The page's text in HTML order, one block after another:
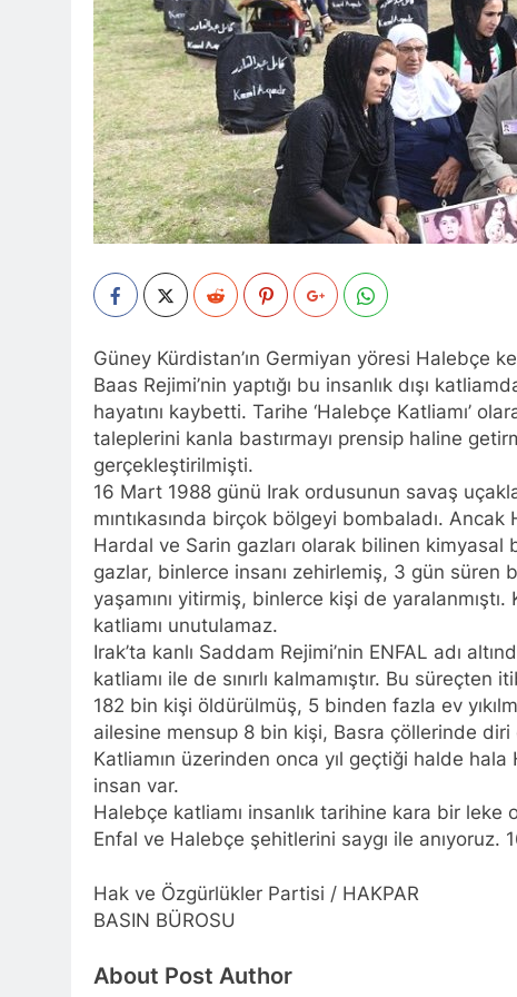
Barış ancak
11 Ay Ago
Hak ve
11 Ay Ago
Hak ve
11 Ay Ago
HAK-PAR
11 Ay Ago
HAK-PAR
HAK-PAR
12 Ay Ago
Lozan
1 Yıl Ago
MECLÎSA
yên rast bibin
YENİLEN
1 Yıl Ago
HAK-PAR Genel
Partisi – Türkiye
düzenledikleri
1 Yıl Ago
1 Yıl Ago
HAK-PAR
1 Yıl Ago
HAK-PAR
1 Yıl Ago
HAK-PAR
1 Yıl Ago
HAK-PAR PM
1 Yıl Ago
Güney Kürdistan’ın Germiyan yöresi Halebçe
Baas Rejimi’nin yaptığı bu insanlık dışı
hayatını kaybetti. Tarihe ‘Halebçe Katliamı’
taleplerini kanla bastırmayı prensip haline
gerçekleştirilmişti.
16 Mart 1988 günü Irak ordusunun savaş
mıntıkasında birçok bölgeyi bombaladı.
Hardal ve Sarin gazları olarak bilinen kimyasal
gazlar, binlerce insanı zehirlemiş, 3 gün süren
yaşamını yitirmiş, binlerce kişi de
katliamı unutulamaz.
Irak’ta kanlı Saddam Rejimi’nin ENFAL adı
katliamı ile de sınırlı kalmamıştır. Bu
182 bin kişi öldürülmüş, 5 binden fazla ev
ailesine mensup 8 bin kişi, Basra çöllerinde
Katliamın üzerinden onca yıl geçtiği halde hala
insan var.
Halebçe katliamı insanlık tarihine kara bir leke
Enfal ve Halebçe şehitlerini saygı ile anıyoruz.
Hak ve Özgürlükler Partisi / HAKPAR
BASIN BÜROSU
About Post Author